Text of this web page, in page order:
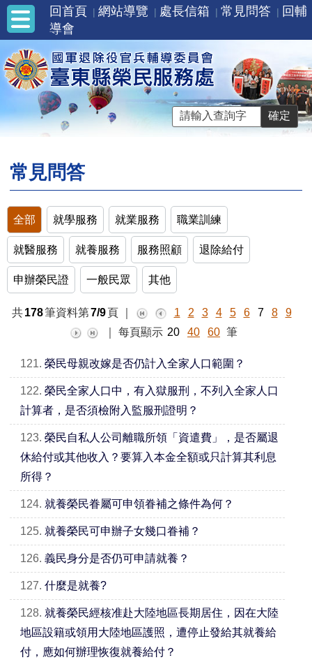
回首頁 網站導覽 處長信箱 常見問答
回輔
導會
常見問答
全部 就學服務 就業服務 職業訓練
就醫服務 就養服務 服務照顧 退除給付
申辦榮民證 一般民眾 其他
共 178筆資料第7/9 頁 1 2 3 4 5 6 7 8
9
每頁顯示 20 40 60 筆
121. 榮民母親改嫁是否仍計入全家人口範圍？
122. 榮民全家人口中，有入獄服刑，不列入全家人口
計算者，是否須檢附入監服刑證明？
123. 榮民自私人公司離職所領「資遣費」，是否屬退
休給付或其他收入？要算入本金全額或只計算其利息
所得？
124. 就養榮民眷屬可申領眷補之條件為何？
125. 就養榮民可申辦子女幾口眷補？
126. 義民身分是否仍可申請就養？
127. 什麼是就養?
128. 就養榮民經核准赴大陸地區長期居住，因在大陸
地區設籍或領用大陸地區護照，遭停止發給其就養給
付，應如何辦理恢復就養給付？